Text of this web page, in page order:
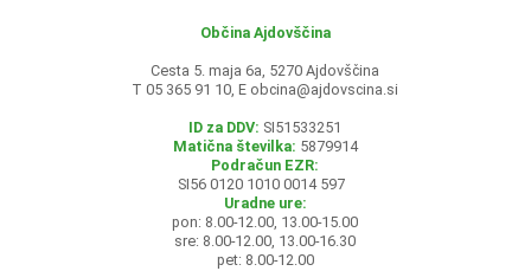
Občina Ajdovščina
Cesta 5. maja 6a, 5270 Ajdovščina
T 05 365 91 10, E obcina@ajdovscina.si
ID za DDV: SI51533251
Matična številka: 5879914
Podračun EZR:
SI56 0120 1010 0014 597
Uradne ure:
pon: 8.00-12.00, 13.00-15.00
sre: 8.00-12.00, 13.00-16.30
pet: 8.00-12.00